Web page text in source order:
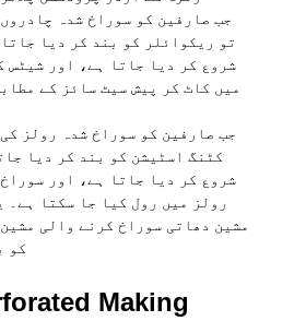
جب صارفین کو سوراخ شدہ
تو ریکوائلر کو بند کر دیا
شروع کر دیا جاتا ہے، اور شیٹس
میں کاٹ کر پیش سیٹ سائز کے
جب صارفین کو سوراخ شدہ رولز
کٹنگ اسٹیشن کو بند کر دیا
شروع کر دیا جاتا ہے، اور
رولز میں رول کیا جا سکتا ہے۔
مشین دھاتی سوراخ کرنے والی
کو
Making